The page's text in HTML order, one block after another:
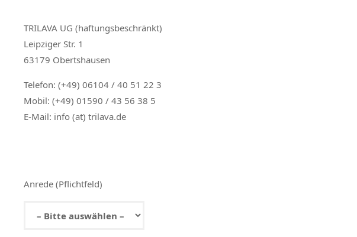
TRILAVA UG (haftungsbeschränkt)
Leipziger Str. 1
63179 Obertshausen
Telefon: (+49) 06104 / 40 51 22 3
Mobil: (+49) 01590 / 43 56 38 5
E-Mail: info (at) trilava.de
Anrede (Pflichtfeld)